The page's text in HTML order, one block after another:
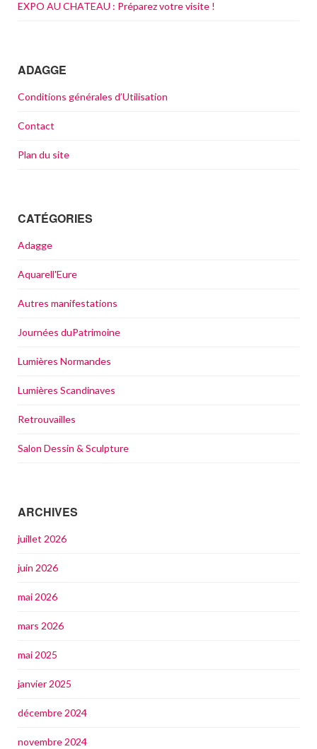
EXPO AU CHATEAU : Préparez votre visite !
ADAGGE
Conditions générales d’Utilisation
Contact
Plan du site
CATÉGORIES
Adagge
Aquarell'Eure
Autres manifestations
Journées duPatrimoine
Lumières Normandes
Lumières Scandinaves
Retrouvailles
Salon Dessin & Sculpture
ARCHIVES
juillet 2026
juin 2026
mai 2026
mars 2026
mai 2025
janvier 2025
décembre 2024
novembre 2024